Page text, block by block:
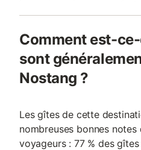
Comment est-
sont
Nostang ?
Les gîtes de cette
nombreuses bonnes
voyageurs : 77 % des